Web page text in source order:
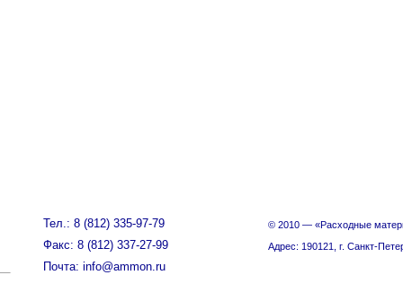
Тел.: 8 (812) 335-97-79
Факс: 8 (812) 337-27-99
Почта: info@ammon.ru
© 2010 — «Расходные
Адрес: 190121, г. Санкт-